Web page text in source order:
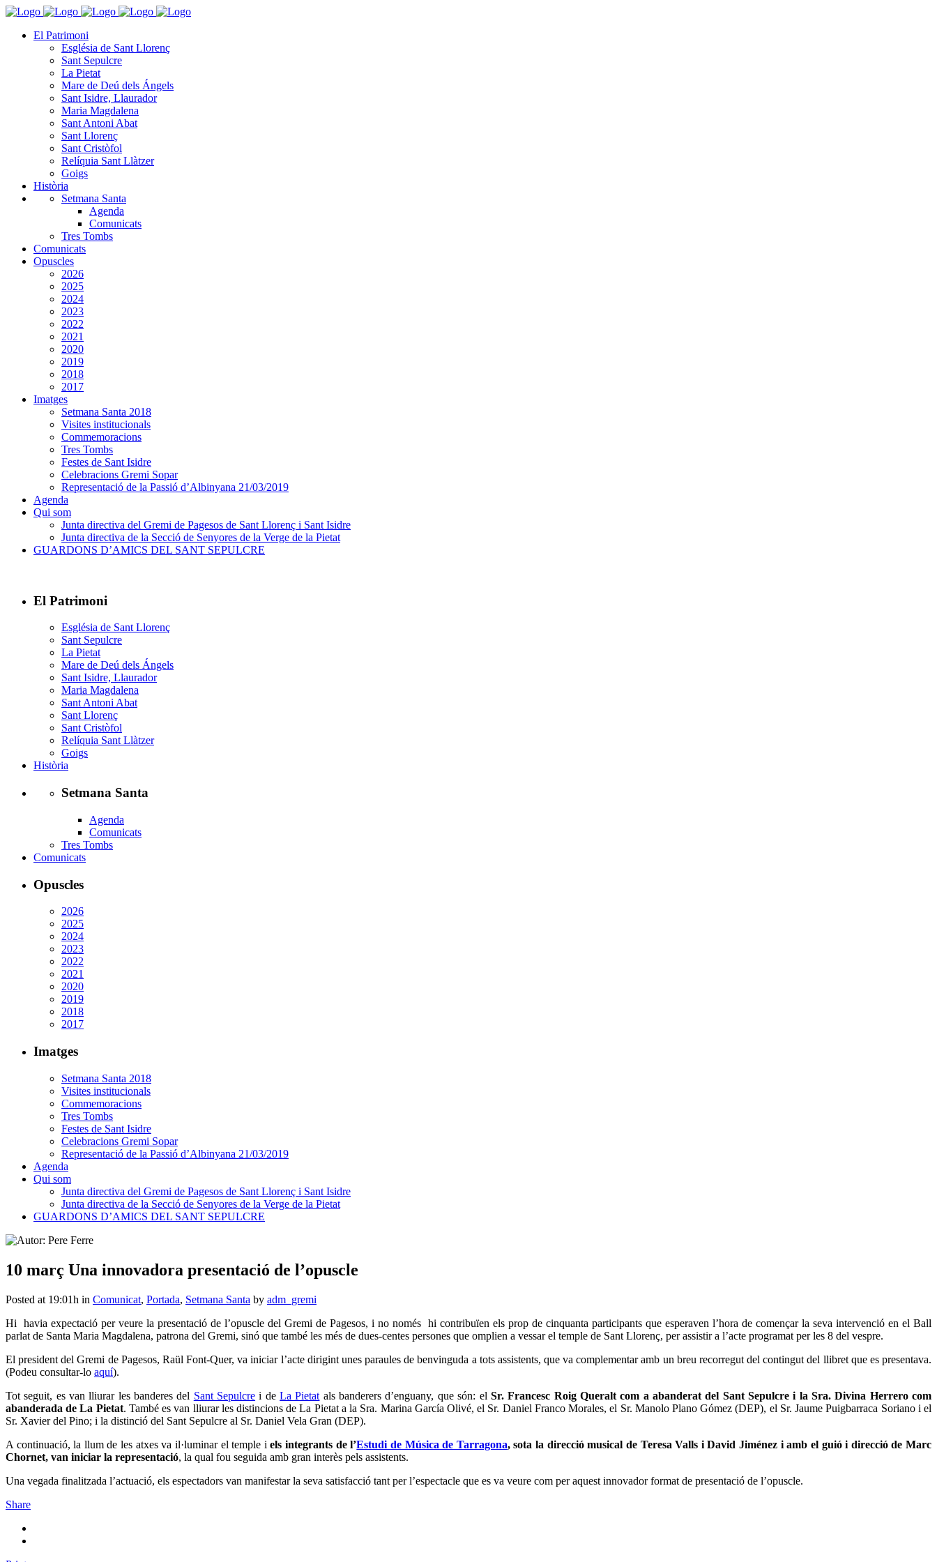
El Patrimoni
Església de Sant Llorenç
Sant Sepulcre
La Pietat
Mare de Deú dels Ángels
Sant Isidre, Llaurador
Maria Magdalena
Sant Antoni Abat
Sant Llorenç
Sant Cristòfol
Relíquia Sant Llàtzer
Goigs
Història
Setmana Santa
Agenda
Comunicats
Tres Tombs
Comunicats
Opuscles
2026
2025
2024
2023
2022
2021
2020
2019
2018
2017
Imatges
Setmana Santa 2018
Visites institucionals
Commemoracions
Tres Tombs
Festes de Sant Isidre
Celebracions Gremi Sopar
Representació de la Passió d’Albinyana 21/03/2019
Agenda
Qui som
Junta directiva del Gremi de Pagesos de Sant Llorenç i Sant Isidre
Junta directiva de la Secció de Senyores de la Verge de la Pietat
GUARDONS D’AMICS DEL SANT SEPULCRE
El Patrimoni
Església de Sant Llorenç
Sant Sepulcre
La Pietat
Mare de Deú dels Ángels
Sant Isidre, Llaurador
Maria Magdalena
Sant Antoni Abat
Sant Llorenç
Sant Cristòfol
Relíquia Sant Llàtzer
Goigs
Història
Setmana Santa
Agenda
Comunicats
Tres Tombs
Comunicats
Opuscles
2026
2025
2024
2023
2022
2021
2020
2019
2018
2017
Imatges
Setmana Santa 2018
Visites institucionals
Commemoracions
Tres Tombs
Festes de Sant Isidre
Celebracions Gremi Sopar
Representació de la Passió d’Albinyana 21/03/2019
Agenda
Qui som
Junta directiva del Gremi de Pagesos de Sant Llorenç i Sant Isidre
Junta directiva de la Secció de Senyores de la Verge de la Pietat
GUARDONS D’AMICS DEL SANT SEPULCRE
10 març Una innovadora presentació de l’opuscle
Posted at 19:01h in Comunicat, Portada, Setmana Santa by adm_gremi
Hi havia expectació per veure la presentació de l’opuscle del Gremi de Pagesos, i no només hi contribuïen els prop de cinquanta participants que esperaven l’hora de començar la seva intervenció en el Ball
parlat de Santa Maria Magdalena, patrona del Gremi, sinó que també les més de dues-centes persones que omplien a vessar el temple de Sant Llorenç, per assistir a l’acte programat per les 8 del vespre.
El president del Gremi de Pagesos, Raül Font-Quer, va iniciar l’acte dirigint unes paraules de benvinguda a tots assistents, que va complementar amb un breu recorregut del contingut del llibret que es presentava.
(Podeu consultar-lo aquí).
Tot seguit, es van lliurar les banderes del Sant Sepulcre i deLa Pietat als banderers d’enguany, que són: el Sr. Francesc Roig Queralt com a abanderat del Sant Sepulcre i la Sra. Divina Herrero com
abanderada de La Pietat. També es van lliurar les distincions de La Pietat a la Sra. Marina García Olivé, el Sr. Daniel Franco Morales, el Sr. Manolo Plano Gómez (DEP), el Sr. Jaume Puigbarraca Soriano i el
Sr. Xavier del Pino; i la distinció del Sant Sepulcre al Sr. Daniel Vela Gran (DEP).
A continuació, la llum de les atxes va il·luminar el temple iels integrants de l’Estudi de Música de Tarragona, sota la direcció musical de Teresa Valls i David Jiménez i amb el guió i direcció de Marc
Chornet, van iniciar la representació, la qual fou seguida amb gran interès pels assistents.
Una vegada finalitzada l’actuació, els espectadors van manifestar la seva satisfacció tant per l’espectacle que es va veure com per aquest innovador format de presentació de l’opuscle.
Share